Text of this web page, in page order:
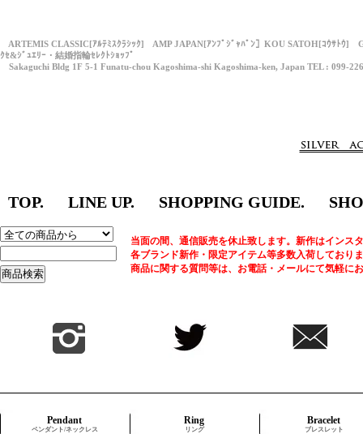
ARTEMIS CLASSIC[ｱﾙﾃﾐｽｸﾗｼｯｸ] AMP JAPAN[ｱﾝﾌﾟｼﾞｬﾊﾟﾝ］KOU SATOH[ｺｳｻﾄｳ]
ｸｾ&ｼﾞｭｴﾘｰ・結婚指輪ｾﾚｸﾄｼｮｯﾌﾟ
Sakaguchi Bldg 1F 5-1 Funatu-chou Kagoshima-shi Kagoshima-ken, Japan TEL : 099-
TOP. LINE UP. SHOPPING GUIDE.
当面の間、通信販売を休止致します。新作はインス
各ブランド新作・限定アイテム等多数入荷しており
商品に関する質問等は、お電話・メールにて気軽に
Pendant
ペンダント/ネックレス
Ring
リング
Bracelet
ブレスレット